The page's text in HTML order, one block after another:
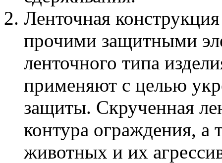
Ленточная конструкция
прочими защитными
ленточного типа
применяют с целью
защиты. Скрученная
контура ограждения, а
животных и их